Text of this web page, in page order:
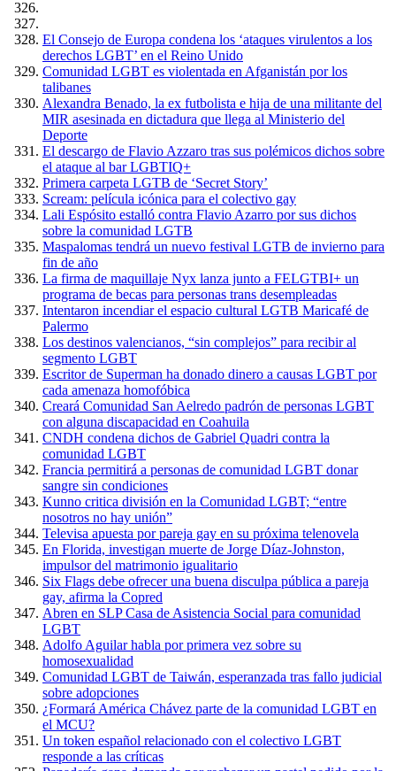
El Consejo de Europa condena los ‘ataques virulentos a los
derechos LGBT’ en el Reino Unido
Comunidad LGBT es violentada en Afganistán por los
talibanes
Alexandra Benado, la ex futbolista e hija de una militante del
MIR asesinada en dictadura que llega al Ministerio del
Deporte
El descargo de Flavio Azzaro tras sus polémicos dichos sobre
el ataque al bar LGBTIQ+
Primera carpeta LGTB de ‘Secret Story’
Scream: película icónica para el colectivo gay
Lali Espósito estalló contra Flavio Azarro por sus dichos
sobre la comunidad LGTB
Maspalomas tendrá un nuevo festival LGTB de invierno para
fin de año
La firma de maquillaje Nyx lanza junto a FELGTBI+ un
programa de becas para personas trans desempleadas
Intentaron incendiar el espacio cultural LGTB Maricafé de
Palermo
Los destinos valencianos, “sin complejos” para recibir al
segmento LGBT
Escritor de Superman ha donado dinero a causas LGBT por
cada amenaza homofóbica
Creará Comunidad San Aelredo padrón de personas LGBT
con alguna discapacidad en Coahuila
CNDH condena dichos de Gabriel Quadri contra la
comunidad LGBT
Francia permitirá a personas de comunidad LGBT donar
sangre sin condiciones
Kunno critica división en la Comunidad LGBT; “entre
nosotros no hay unión”
Televisa apuesta por pareja gay en su próxima telenovela
En Florida, investigan muerte de Jorge Díaz-Johnston,
impulsor del matrimonio igualitario
Six Flags debe ofrecer una buena disculpa pública a pareja
gay, afirma la Copred
Abren en SLP Casa de Asistencia Social para comunidad
LGBT
Adolfo Aguilar habla por primera vez sobre su
homosexualidad
Comunidad LGBT de Taiwán, esperanzada tras fallo judicial
sobre adopciones
¿Formará América Chávez parte de la comunidad LGBT en
el MCU?
Un token español relacionado con el colectivo LGBT
responde a las críticas